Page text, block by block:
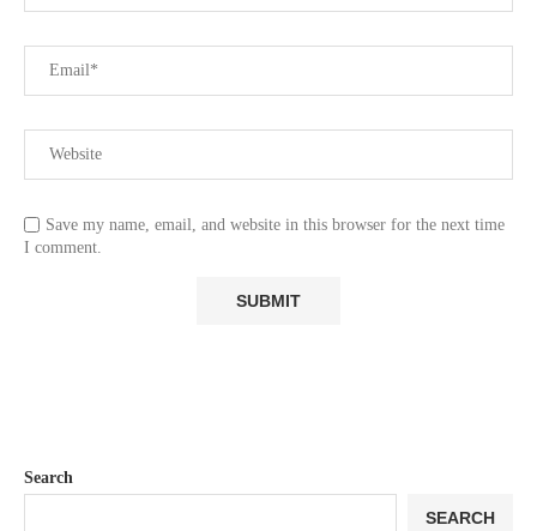
Save my name, email, and website in this browser for the next time
I comment.
Search
SEARCH